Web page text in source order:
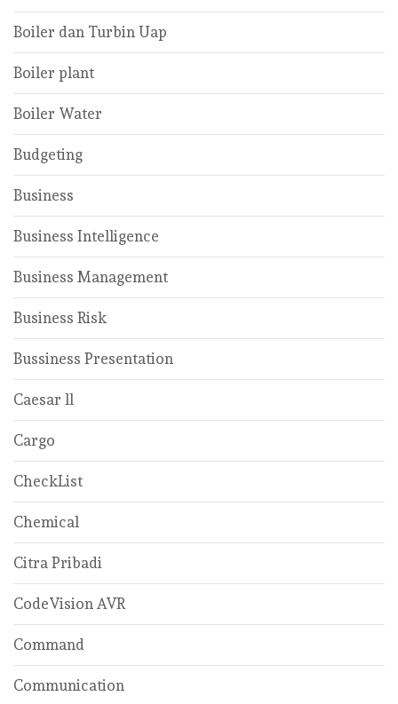
Boiler dan Turbin Uap
Boiler plant
Boiler Water
Budgeting
Business
Business Intelligence
Business Management
Business Risk
Bussiness Presentation
Caesar ll
Cargo
CheckList
Chemical
Citra Pribadi
CodeVision AVR
Command
Communication